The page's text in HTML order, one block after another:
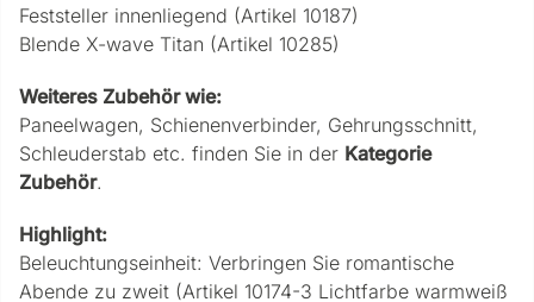
Feststeller innenliegend (Artikel 10187)
Blende X-wave Titan (Artikel 10285)
Weiteres Zubehör wie:
Paneelwagen, Schienenverbinder, Gehrungsschnitt,
Schleuderstab etc. finden Sie in der Kategorie
Zubehör.
Highlight:
Beleuchtungseinheit: Verbringen Sie romantische
Abende zu zweit (Artikel 10174-3 Lichtfarbe warmweiß